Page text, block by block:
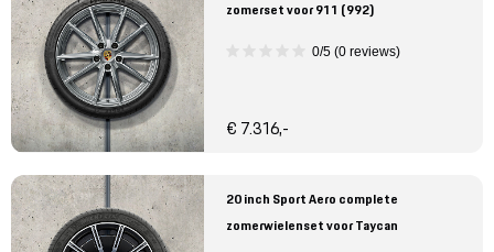
zomerset voor 911 (992)
0/5 (0 reviews)
€ 7.316,-
20 inch Sport Aero complete
zomerwielenset voor Taycan